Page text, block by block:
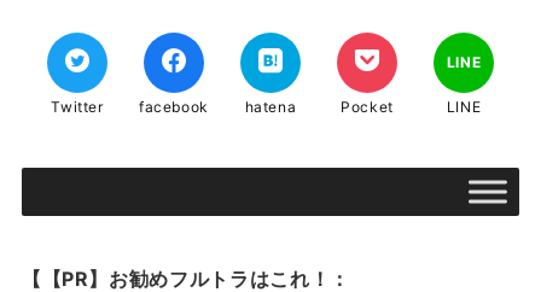
Twitter facebook hatena Pocket
LINE
LINE
【【PR】お勧めフルトラはこれ！：